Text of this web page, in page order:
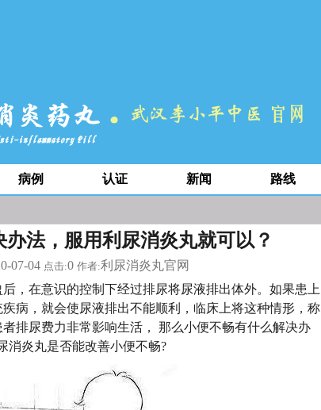
病例 认证 新闻 路线
法，服用利尿消炎丸就可以？
07-04 点击:0 作者:利尿消炎丸官网
在意识的控制下经过排尿将尿液排出体外。如果患上
病，就会使尿液排出不能顺利，临床上将这种情形，称
排尿费力非常影响生活， 那么小便不畅有什么解决办
消炎丸是否能改善小便不畅?